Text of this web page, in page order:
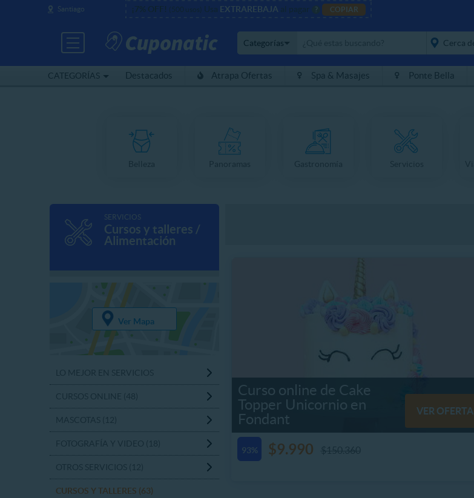
Santiago ¡7% OFF! (500 usos) Usa EXTRAREBAJA al pagar COPIAR
CATEGORÍAS
Categorías
Destacados Atrapa Ofertas Spa & Masajes Ponte Bella
SERVICIOS
Cursos y talleres /
Alimentación
Ver Mapa
CURSOS Y TALLERES (63)
Curso online de Cake
Topper Unicornio en
Fondant
VER OFERTA
93% $9.990